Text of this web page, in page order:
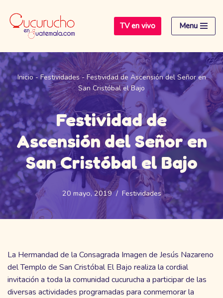
Saltar
contenido
TV en vivo Menu
Inicio-Festividades-Festividad de Ascensión del Señor en
San Cristóbal el Bajo
Festividad de
Ascensión del Señor en
San Cristóbal el Bajo
20 mayo, 2019 Festividades
La Hermandad de la Consagrada Imagen de Jesús Nazareno
del Templo de San Cristóbal El Bajo realiza la cordial
invitación a toda la comunidad cucurucha a participar de las
diversas actividades programadas para conmemorar la